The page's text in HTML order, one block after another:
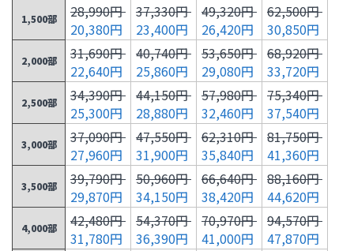
1,500部
28,990円
20,380円
37,330円
23,400円
49,320円
26,420円
62,500円
30,850円
2,000部
31,690円
22,640円
40,740円
25,860円
53,650円
29,080円
68,920円
33,720円
2,500部
34,390円
25,300円
44,150円
28,880円
57,980円
32,460円
75,340円
37,540円
3,000部
37,090円
27,960円
47,550円
31,900円
62,310円
35,840円
81,750円
41,360円
3,500部
39,790円
29,870円
50,960円
34,150円
66,640円
38,420円
88,160円
44,620円
4,000部
42,480円
31,780円
54,370円
36,390円
70,970円
41,000円
94,570円
47,870円